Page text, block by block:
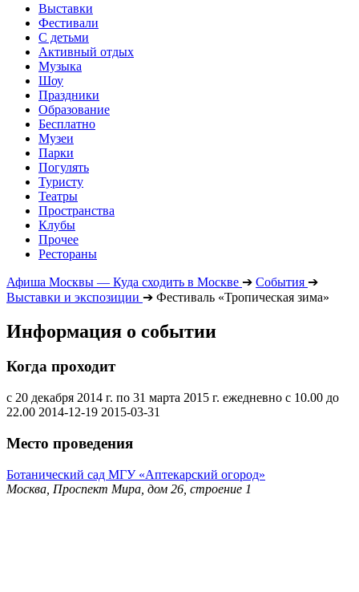
Выставки
Фестивали
С детьми
Активный отдых
Музыка
Шоу
Праздники
Образование
Бесплатно
Музеи
Парки
Погулять
Туристу
Театры
Пространства
Клубы
Прочее
Рестораны
Афиша Москвы — Куда сходить в Москве ➔ События ➔
Выставки и экспозиции ➔ Фестиваль «Тропическая зима»
Информация о событии
Когда проходит
с 20 декабря 2014 г. по 31 марта 2015 г. ежедневно с 10.00 до
22.00 2014-12-19 2015-03-31
Место проведения
Ботанический сад МГУ «Аптекарский огород»
Москва, Проспект Мира, дом 26, строение 1